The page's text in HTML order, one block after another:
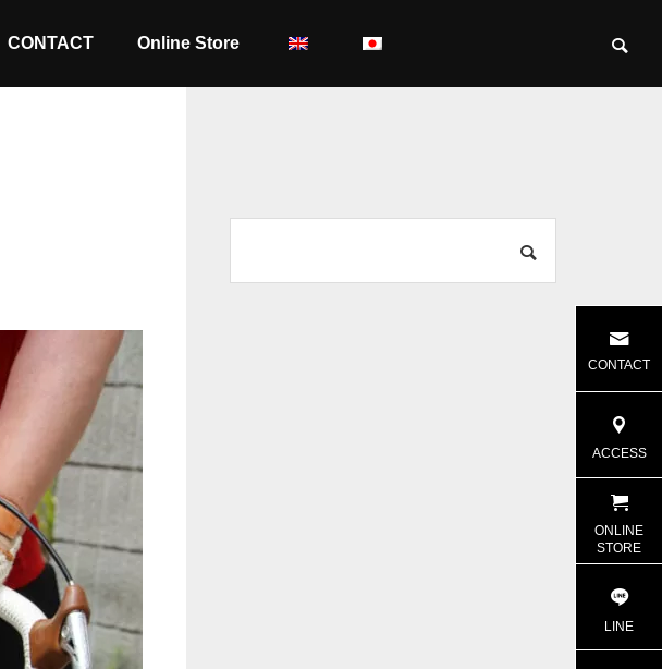
CONTACT Online Store
CONTACT
ACCESS
ONLINE
STORE
LINE